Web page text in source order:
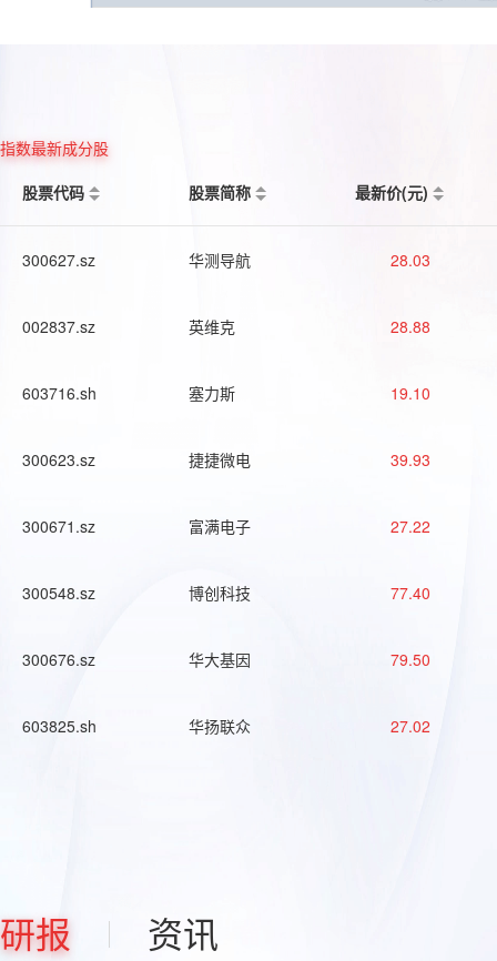
指数最新成分股
股票代码
股票简称 最新价(元)
300627.sz 华测导航 28.03
002837.sz 英维克 28.88
603716.sh 塞力斯 19.10
300623.sz 捷捷微电 39.93
300671.sz 富满电子 27.22
300548.sz 博创科技 77.40
300676.sz 华大基因 79.50
603825.sh 华扬联众 27.02
研报 资讯